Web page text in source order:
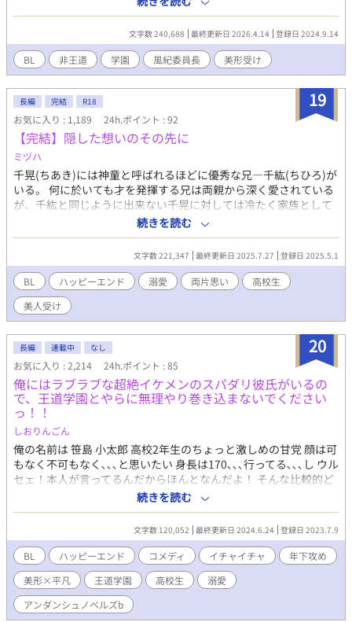
日、時期外れの転校生がやってきて次々に人気者を手玉に取った
事で学園内を混乱に陥れる。 仕事が多くなった龍神が学園内を奔
走する内に 彼の表情に接する者が増え始め── ※作者は知識な
し・文才なしの一般人ですのでご了承ください。何言っちゃって
んのこいつ状態になる可能性大。 ※この作品は私が単純にクール
でちょっと可愛い男子が書きたかっただけの自己満作品ですので
読む際はその点をご了承ください。 ※文や誤字脱字へのご指摘は
ウエルカムです！アンチコメントと荒らしだけはやめて頂きた
く……。 ※オチ未定。いつかアンケートで決めようかな、なんて
思っております。見切り発車ですすみません……。
文字数 240,688 最終更新日 2026.4.14 登録日 2024.9.14
BL 非王道 学園 風紀委員長 美形受け
19
長編 完結 R18
お気に入り : 1,189 24h.ポイント : 92
【完結】隠した想いのその先に
ミヅハ
千晃(ちあき)には神童と呼ばれるほどに優秀な兄―千紘(ちひろ)が
いる。 何に於いても才を発揮する兄は両親から深く愛されている
が、千紘と同じように出来ない千晃に対しては冷たく家族として
扱われていなかった。 そんな千晃にも自分を大切にしてくれる恋
人が出来たのだが、ある日帰宅すると恋人と兄が睦み合っている
声を聞いてしまう。 それをきっかけに何もかもがどうでもよくな
り、色んな事を諦めた千晃が誰とも関わらないように過ごして二
年、高校二年生に上がった千晃のクラスに転校生がやってきた。
顔立ちが整った、明るく爽やかな好青年である啓介(けいすけ)は
初日から女子に囲まれ校舎案内を持ち掛けられるのだが、何故か
それを隣の席の千晃に頼んできた。 意味が分からないながらも案
内する千晃だったが、それ以降どうしてか啓介に絡まれるように
なってしまい──。 爽やかお節介イケメン(攻)×コンプレックス
持ち美人(受) ※印は性的描写あり
続きを読む
文字数 221,347 最終更新日 2025.7.27 登録日 2025.5.1
BL ハッピーエンド 溺愛 両片思い
高校生
美人受け
20
長編 連載中 なし
お気に入り : 2,214 24h.ポイント : 85
俺にはラブラブな超絶イケメンのスパダリ彼氏がいるの
で、王道学園とやらに無理やり巻き込まないでください
っ！！
しおりんごん
俺の名前は 笹島 小太郎 高校2年生のちょっと激しめの甘党 顔は可
もなく不可もなく､､､と思いたい 身長は170､､､行ってる､､､し ウル
セェ！本人が言ってるんだからほんとなんだよ！ そんな比較的ど
こにでもいそうな人柄の俺だが少し周りと違うことがあって､､､
それは､､､ 俺には超絶ラブラブなイケメン彼氏がいるのだ！！！
容姿端麗、文武両道 金髪碧眼（ロシアの血が多く入ってるからら
しい） 一つ下の学年で、通ってる高校は違うけど、一週間に一度
は放課後デートを欠かさないそんなスパダリ完璧彼氏！ 名前を堂
坂レオンくん！ 俺はレオンが大好きだし、レオンも俺が大好きで
（自己肯定感が高すぎるって？ 実は付き合いたての時に、なんで
俺なんか､､､って1人で考えて喧嘩して 結局レオンからわからせと
いう名のおしお、(re ､､､ま、まぁレオンからわかりやすすぎる愛
続きを読む
文字数 120,052 最終更新日 2024.6.24 登録日 2023.7.9
BL ハッピーエンド コメディ イチャイチャ
年下攻め
美形×平凡
王道学園 高校生
溺愛
アンダンシュノベルズb